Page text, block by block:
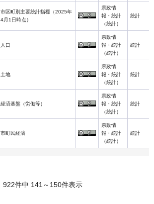
市区町別主要統計指標（2025年
4月1日時点）
県政情
報・統計
（統計）
統計
人口
県政情
報・統計
（統計）
統計
土地
県政情
報・統計
（統計）
統計
経済基盤（労働等）
県政情
報・統計
（統計）
統計
市町民経済
県政情
報・統計
（統計）
統計
922件中 141～150件表示